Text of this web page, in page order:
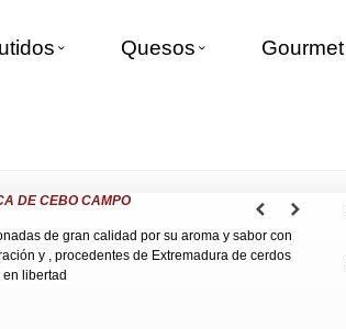
Quesos Gourmet
DE CEBO CAMPO
de gran calidad por su aroma y sabor con
y , procedentes de Extremadura de cerdos
libertad